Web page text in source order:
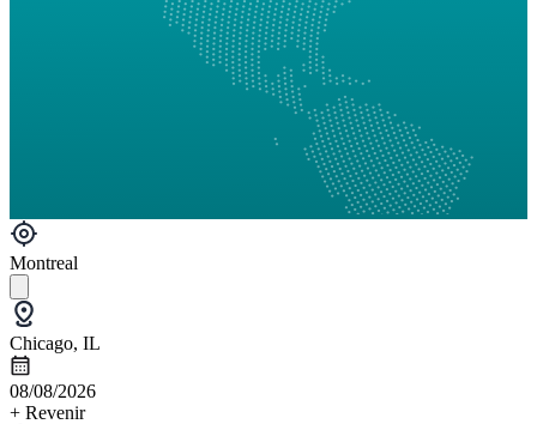
Montreal
Chicago, IL
08/08/2026
+ Revenir